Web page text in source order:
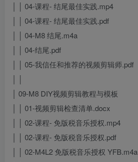
│ │ 04-课程- 结尾最佳实践.mp4
│ │ 04-课程- 结尾最佳实践.pdf
│ │ 04-M8 结尾.m4a
│ │ 04-结尾.pdf
│ │ 05-我信任和推荐的视频剪辑师.pdf
│ 09-M8 DIY视频剪辑教程与模板
│ │ 01-视频剪辑检查清单.docx
│ │ 02-课程- 免版税音乐授权.mp4
│ │ 02-课程- 免版税音乐授权.pdf
│ │ 02-M4L2 免版税音乐授权 YFB.m4a